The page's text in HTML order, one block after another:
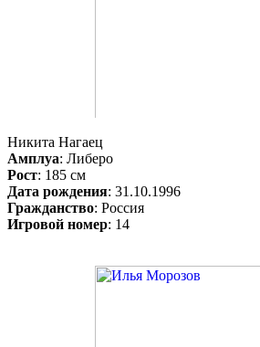
Никита Нагаец
Амплуа: Либеро
Рост: 185 см
Дата рождения: 31.10.1996
Гражданство: Россия
Игровой номер: 14